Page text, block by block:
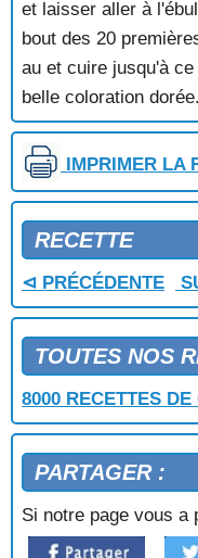
BROWNIES
BROWNIES AU
BUCHE AU
BUCHE AU
BUCHE AU
CONFITS
BUCHE AUX
BUCHE AUX FRUITS
BUCHE AUX
BUCHE AUX TROIS
BUCHE BLANCHE
BUCHE
BUCHE DE
BUCHE DE NOEL
BUCHE GLACEE AU
BUCHE GLACEE
CAFE LIEGEOIS
CAKE
CAKE A L'ANIS
CAKE A L'ORANGE
et laisser aller à
bout des 20
au et cuire jusqu'à
belle coloration dorée.
IMPRIMER LA
RECETTE
⊲ PRÉCÉDENTE
TOUTES NOS
8000 RECETTES
PARTAGER :
Si notre page vous a